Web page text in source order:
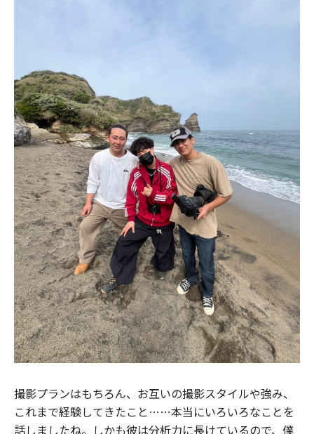
撮影プランはもちろん、お互いの撮影スタイルや強み、
これまで経験してきたこと……本当にいろいろなことを
話しましたね。しかも彼は分析力に長けているので、僕